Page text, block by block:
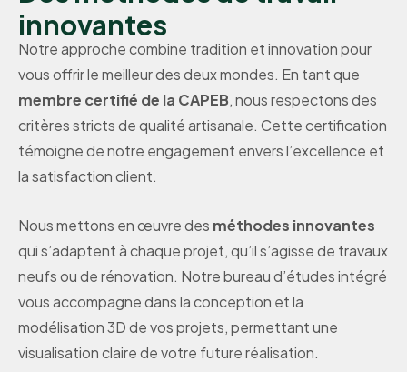
innovantes
Notre approche combine tradition et innovation pour
vous offrir le meilleur des deux mondes. En tant que
membre certifié de la CAPEB, nous respectons des
critères stricts de qualité artisanale. Cette certification
témoigne de notre engagement envers l’excellence et
la satisfaction client.
Nous mettons en œuvre des méthodes innovantes
qui s’adaptent à chaque projet, qu’il s’agisse de travaux
neufs ou de rénovation. Notre bureau d’études intégré
vous accompagne dans la conception et la
modélisation 3D de vos projets, permettant une
visualisation claire de votre future réalisation.